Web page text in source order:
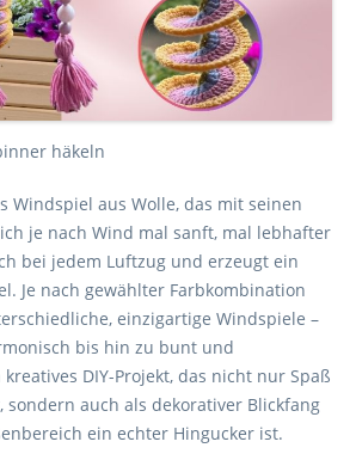
häkeln
Windspiel aus Wolle, das mit seinen
je nach Wind mal sanft, mal lebhafter
bei jedem Luftzug und erzeugt ein
Je nach gewählter Farbkombination
einzigartige Windspiele –
bis hin zu bunt und
DIY-Projekt, das nicht nur Spaß
sondern auch als dekorativer Blickfang
ein echter Hingucker ist.